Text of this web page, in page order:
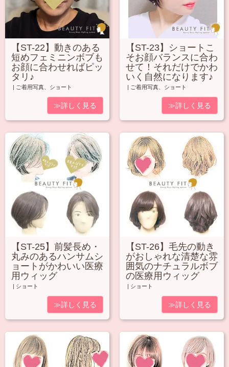
【ST-22】動きのある
短めフェミニンボブも
お顔に合わせればピッ
タリ♪
ご着用写真 ショート
≫詳しく見る
【ST-23】ショートこ
そお顔バランスに合わ
せて！それだけでかわ
いく自然になります♪
ご着用写真 ショート
≫詳しく見る
【ST-25】前髪長め・
丸みのあるハンサムシ
ョートがかわいい医療
用ウィッグ
| ショート
≫詳しく見る
【ST-26】毛先の動き
がおしゃれな清楚な雰
囲気のナチュラルボブ
の医療用ウィッグ
| ショート
≫詳しく見る